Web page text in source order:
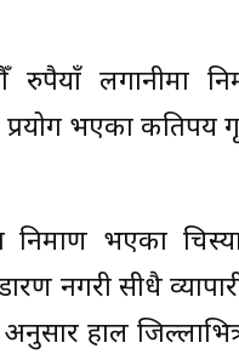
रुपैयाँ लगानीमा
प्रयोग भएका कतिपय
निर्माण भएका
सीधै
अनुसार हाल